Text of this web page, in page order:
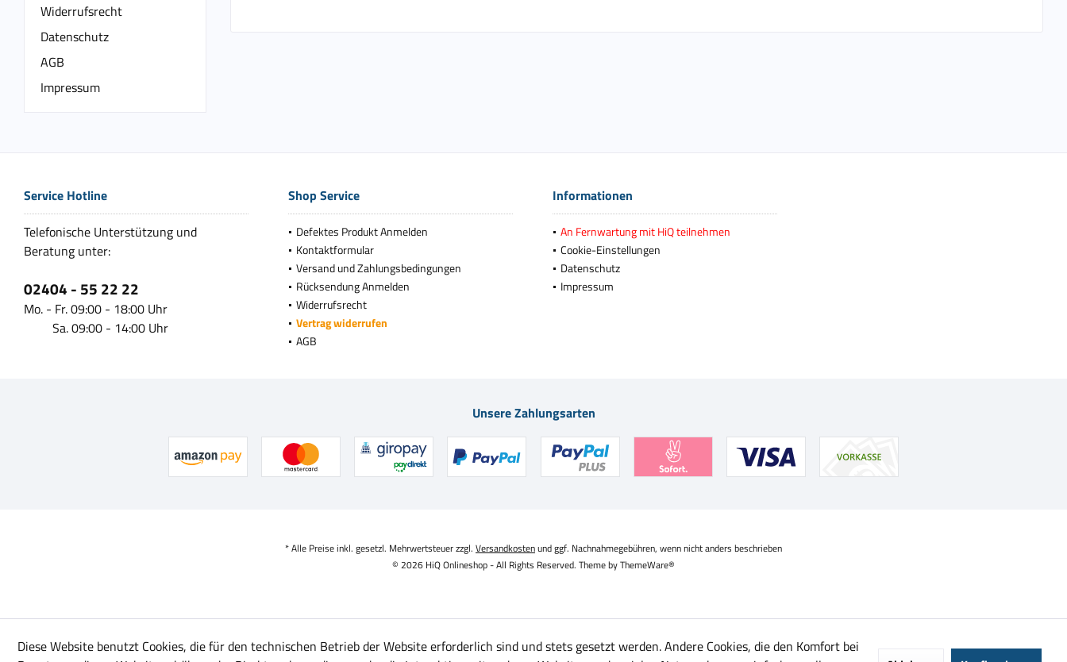
Widerrufsrecht
Datenschutz
AGB
Impressum
Service Hotline
Telefonische Unterstützung und
Beratung unter:
02404 - 55 22 22
Mo. - Fr. 09:00 - 18:00 Uhr
Sa. 09:00 - 14:00 Uhr
Shop Service
Defektes Produkt Anmelden
Kontaktformular
Versand und Zahlungsbedingungen
Rücksendung Anmelden
Widerrufsrecht
Vertrag widerrufen
AGB
Informationen
An Fernwartung mit HiQ teilnehmen
Cookie-Einstellungen
Datenschutz
Impressum
Unsere Zahlungsarten
* Alle Preise inkl. gesetzl. Mehrwertsteuer zzgl. Versandkostenund ggf. Nachnahmegebühren, wenn nicht anders beschrieben
© 2026 HiQ Onlineshop - All Rights Reserved. Theme byThemeWare®
Diese Website benutzt Cookies, die für den technischen Betrieb der Website erforderlich sind und stets gesetzt werden. Andere Cookies, die den Komfort bei